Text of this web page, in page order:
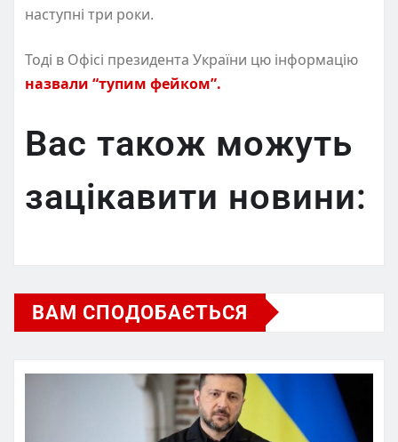
наступні три роки.
Тоді в Офісі президента України цю інформацію
назвали “тупим фейком”.
Вас також можуть
зацікавити новини:
ВАМ СПОДОБАЄТЬСЯ